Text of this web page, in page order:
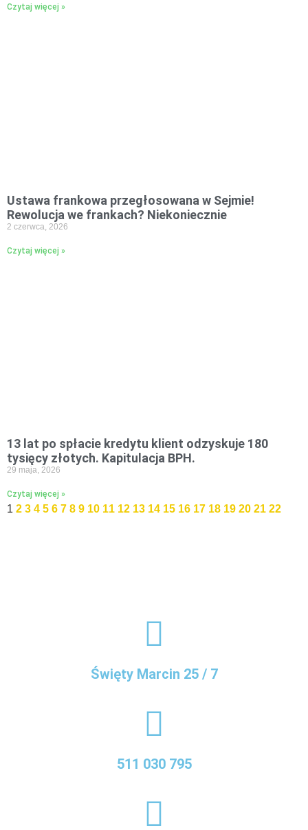
Czytaj więcej »
Ustawa frankowa przegłosowana w Sejmie!
Rewolucja we frankach? Niekoniecznie
2 czerwca, 2026
Czytaj więcej »
13 lat po spłacie kredytu klient odzyskuje 180
tysięcy złotych. Kapitulacja BPH.
29 maja, 2026
Czytaj więcej »
1 2 3 4 5 6 7 8 9 10 11 12 13 14 15 16 17 18 19 20 21 22
Święty Marcin 25 / 7
511 030 795